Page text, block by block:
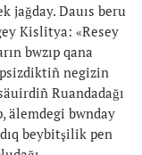
jağday. Dauıs beru
Kislitya: «Resey
bwzıp qana
negizin
Ruandadağı
älemdegi bwnday
beybitşilik pen